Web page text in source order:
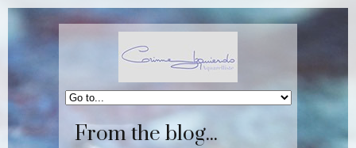
From the blog...